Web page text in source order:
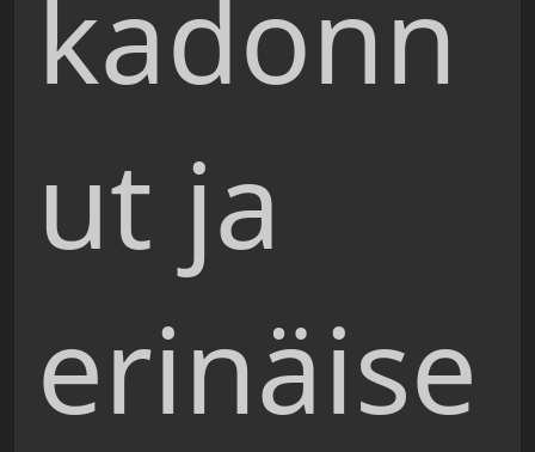
kadonn
ut ja
erinäise